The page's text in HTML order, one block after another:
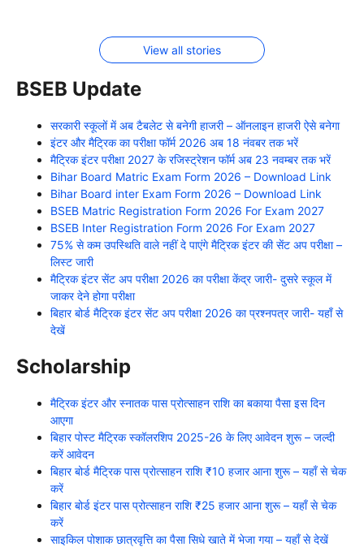
View all stories
BSEB Update
सरकारी स्कूलों में अब टैबलेट से बनेगी हाजरी – ऑनलाइन हाजरी ऐसे बनेगा
इंटर और मैट्रिक का परीक्षा फॉर्म 2026 अब 18 नंवबर तक भरें
मैट्रिक इंटर परीक्षा 2027 के रजिस्ट्रेशन फॉर्म अब 23 नवम्बर तक भरें
Bihar Board Matric Exam Form 2026 – Download Link
Bihar Board inter Exam Form 2026 – Download Link
BSEB Matric Registration Form 2026 For Exam 2027
BSEB Inter Registration Form 2026 For Exam 2027
75% से कम उपस्थिति वाले नहीं दे पाएंगे मैट्रिक इंटर की सेंट अप परीक्षा –
लिस्ट जारी
मैट्रिक इंटर सेंट अप परीक्षा 2026 का परीक्षा केंद्र जारी- दुसरे स्कूल में
जाकर देने होगा परीक्षा
बिहार बोर्ड मैट्रिक इंटर सेंट अप परीक्षा 2026 का प्रश्नपत्र जारी- यहाँ से
देखें
Scholarship
मैट्रिक इंटर और स्नातक पास प्रोत्साहन राशि का बकाया पैसा इस दिन
आएगा
बिहार पोस्ट मैट्रिक स्कॉलरशिप 2025-26 के लिए आवेदन शुरू – जल्दी
करें आवेदन
बिहार बोर्ड मैट्रिक पास प्रोत्साहन राशि ₹10 हजार आना शुरू – यहाँ से चेक
करें
बिहार बोर्ड इंटर पास प्रोत्साहन राशि ₹25 हजार आना शुरू – यहाँ से चेक
करें
साइकिल पोशाक छात्रवृत्ति का पैसा सिधे खाते में भेजा गया – यहाँ से देखें